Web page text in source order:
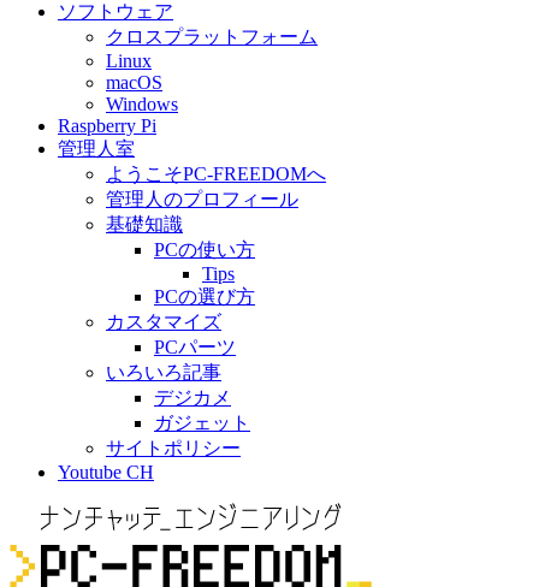
ソフトウェア
クロスプラットフォーム
Linux
macOS
Windows
Raspberry Pi
管理人室
ようこそPC-FREEDOMへ
管理人のプロフィール
基礎知識
PCの使い方
Tips
PCの選び方
カスタマイズ
PCパーツ
いろいろ記事
デジカメ
ガジェット
サイトポリシー
Youtube CH